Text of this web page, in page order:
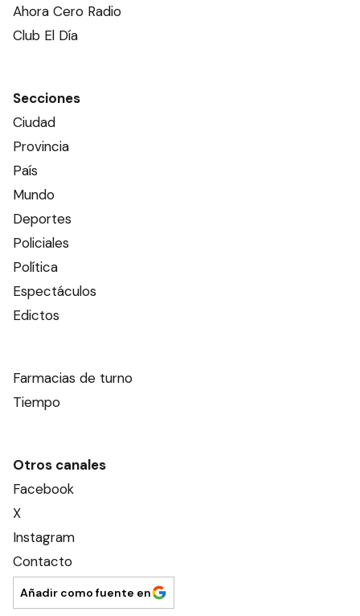
Ahora Cero Radio
Club El Día
Secciones
Ciudad
Provincia
País
Mundo
Deportes
Policiales
Política
Espectáculos
Edictos
Farmacias de turno
Tiempo
Otros canales
Facebook
X
Instagram
Contacto
Añadir como fuente en